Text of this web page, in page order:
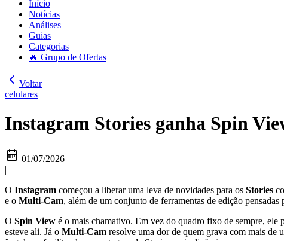
Início
Notícias
Análises
Guias
Categorias
🔥 Grupo de Ofertas
Voltar
celulares
Instagram Stories ganha Spin
01/07/2026
|
O Instagram começou a liberar uma leva de novidades para os Stories
e o Multi-Cam, além de um conjunto de ferramentas de edição
O Spin View é o mais chamativo. Em vez do quadro fixo de sempre, ele
esteve ali. Já o Multi-Cam resolve uma dor de quem grava com mais